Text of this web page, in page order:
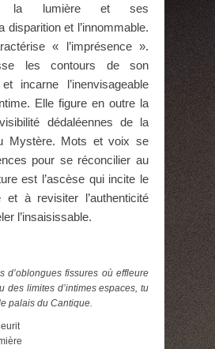
la lumière et ses
disparition et l’innommable.
« l’imprésence ».
les contours de son
incarne l’inenvisageable
Elle figure en outre la
dédaléennes de la
Mystère. Mots et voix se
pour se réconcilier au
est l’ascèse qui incite le
à revisiter l’authenticité
l’insaisissable.
d’oblongues fissures où effleure
des limites d’intimes espaces, tu
palais du Cantique.